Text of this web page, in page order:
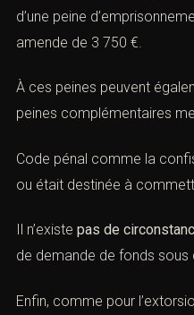
d’une peine
amende de 3 750 €.
À ces peines peuvent
peines complémentaires
Code pénal comme la
ou était destinée à
Il n’existe pas de
de demande de fonds sous
Enfin, comme pour